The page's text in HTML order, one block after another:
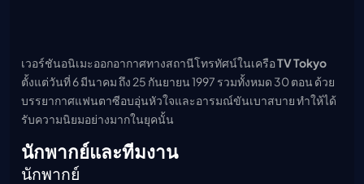
เวอร์ชันอนิเมะออกอากาศทางสถานีโทรทัศน์ในเครือTV Tokyo
ตั้งแต่วันที่ 6 มีนาคม ถึง 25 กันยายน 1997 รวมทั้งหมด 30 ตอน ด้วย
บรรยากาศแฟนตาซีอบอุ่นหัวใจและอารมณ์ขันเบาสบาย ทำให้ได้
รับความนิยมอย่างมากในยุคนั้น
นักพากย์และทีมงาน
นักพากย์